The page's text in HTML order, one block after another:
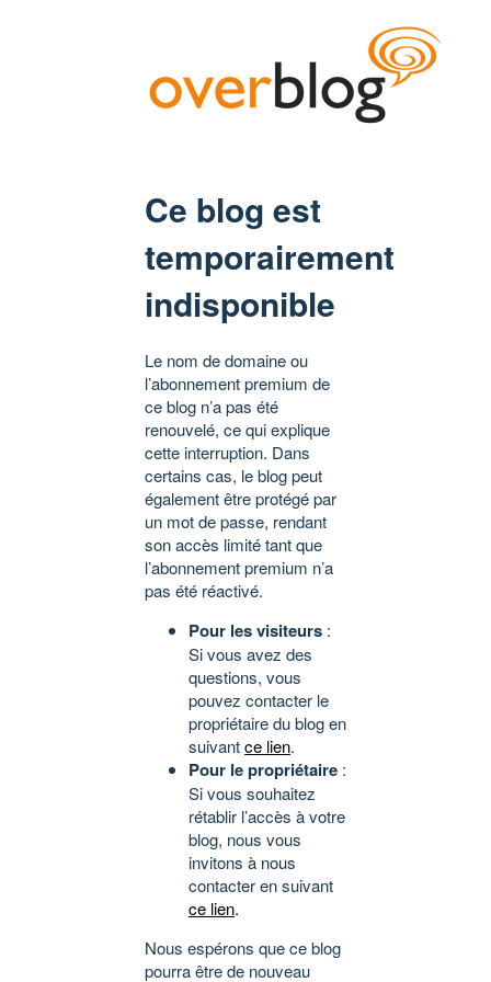
Ce blog est
temporairement
indisponible
Le nom de domaine ou
l’abonnement premium de
ce blog n’a pas été
renouvelé, ce qui explique
cette interruption. Dans
certains cas, le blog peut
également être protégé par
un mot de passe, rendant
son accès limité tant que
l’abonnement premium n’a
pas été réactivé.
Pour les visiteurs :
Si vous avez des
questions, vous
pouvez contacter le
propriétaire du blog en
suivantce lien.
Pour le propriétaire :
Si vous souhaitez
rétablir l’accès à votre
blog, nous vous
invitons à nous
contacter en suivant
ce lien.
Nous espérons que ce blog
pourra être de nouveau